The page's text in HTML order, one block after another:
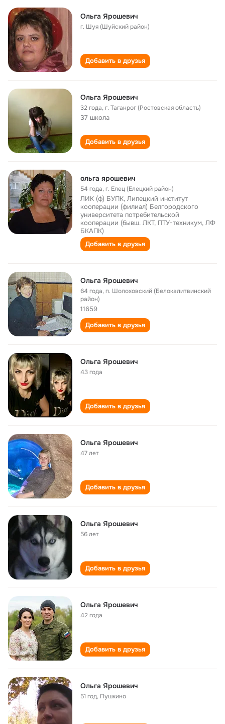
Ольга Ярошевич
г. Шуя (Шуйский район)
Добавить в друзья
Ольга Ярошевич
32 года,г. Таганрог (Ростовская область)
37 школа
Добавить в друзья
ольга ярошевич
54 года,г. Елец (Елецкий район)
ЛИК (ф) БУПК, Липецкий институт
кооперации (филиал) Белгородского
университета потребительской
кооперации (бывш. ЛКТ, ПТУ-техникум, ЛФ
БКАПК)
Добавить в друзья
Ольга Ярошевич
64 года,п. Шолоховский (Белокалитвинский
район)
11659
Добавить в друзья
Ольга Ярошевич
43 года
Добавить в друзья
Ольга Ярошевич
47 лет
Добавить в друзья
Ольга Ярошевич
56 лет
Добавить в друзья
Ольга Ярошевич
42 года
Добавить в друзья
Ольга Ярошевич
51 год, Пушкино